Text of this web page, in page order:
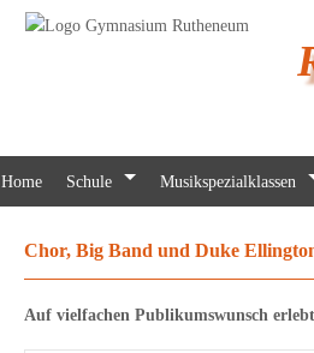
Home Schule Musikspezialklassen
Chor, Big Band und Duke
Auf vielfachen Publikumswunsch